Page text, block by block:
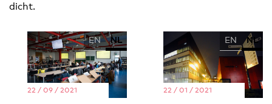
dicht.
EN NL
22 / 09 / 2021
EN NL
22 / 01 / 2021